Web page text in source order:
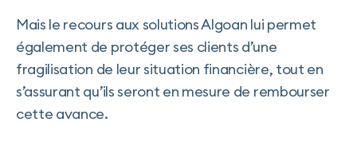
Mais le recours aux solutions Algoan lui permet
également de protéger ses clients d’une
fragilisation de leur situation financière, tout en
s’assurant qu’ils seront en mesure de rembourser
cette avance.